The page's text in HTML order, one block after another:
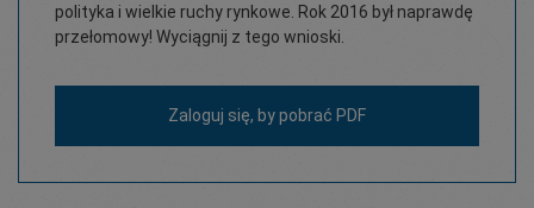
polityka i wielkie ruchy rynkowe. Rok 2016 był naprawdę
przełomowy! Wyciągnij z tego wnioski.
Zaloguj się, by pobrać PDF